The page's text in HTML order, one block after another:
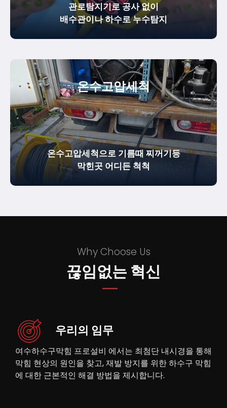
관로탐지기로 공사 없이
배수관이나 하수로 누수탐지
온수고압세척
온수고압세척으로 기름때 찌꺼기등
막힌곳 어디든 척척
Why Choose Us
끊임없는 혁신
우리의 임무
여수하수구막힘 프로설비 에서는 최첨단 내시경을 통해
막힘 현상의 원인을 찾고, 재발 방지를 위한 하수구 막힘
에 대한 근본적인 해결 방법을 제시합니다.